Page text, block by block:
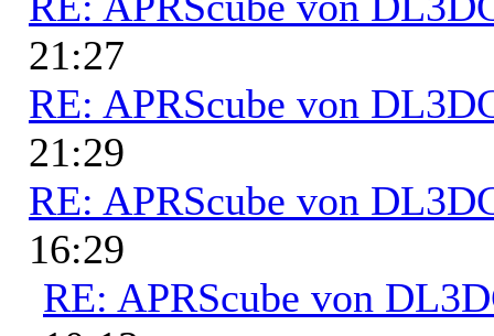
21:27
RE: APRScube von
21:29
RE: APRScube von
16:29
RE: APRScube von